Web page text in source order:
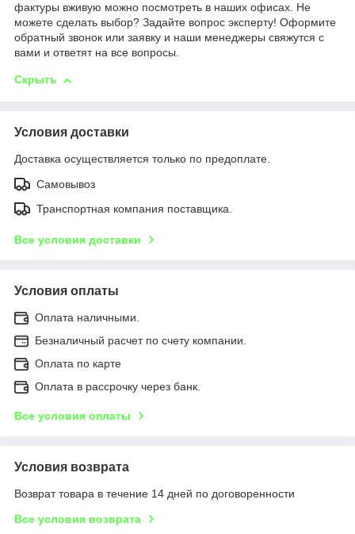
фактуры вживую можно посмотреть в наших офисах. Не
можете сделать выбор? Задайте вопрос эксперту! Оформите
обратный звонок или заявку и наши менеджеры свяжутся с
вами и ответят на все вопросы.
Скрыть
Условия доставки
Доставка осуществляется только по предоплате.
Самовывоз
Транспортная компания поставщика.
Все условия доставки
Условия оплаты
Оплата наличными.
Безналичный расчет по счету компании.
Оплата по карте
Оплата в рассрочку через банк.
Все условия оплаты
Условия возврата
Возврат товара в течение 14 дней по договоренности
Все условия возврата